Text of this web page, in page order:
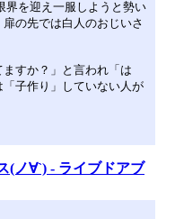
を迎え一服しようと勢い
の先では白人のおじいさ
すか？」と言われ「は
子作り」していない人が
(ノ∀`) - ライブドアブ